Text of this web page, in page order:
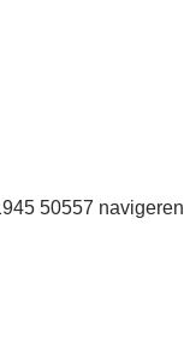
50557 navigeren